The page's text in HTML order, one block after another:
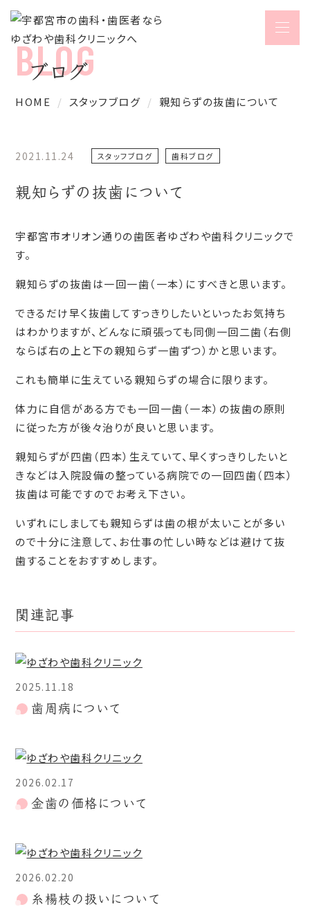
ブログ
HOME スタッフブログ 親知らずの抜歯について
2021.11.24 スタッフブログ 歯科ブログ
親知らずの抜歯について
宇都宮市オリオン通りの歯医者ゆざわや歯科クリニックで
す。
親知らずの抜歯は一回一歯（一本）にすべきと思います。
できるだけ早く抜歯してすっきりしたいといったお気持ち
はわかりますが、どんなに頑張っても同側一回二歯（右側
ならば右の上と下の親知らず一歯ずつ）かと思います。
これも簡単に生えている親知らずの場合に限ります。
体力に自信がある方でも一回一歯（一本）の抜歯の原則
に従った方が後々治りが良いと思います。
親知らずが四歯（四本）生えていて、早くすっきりしたいと
きなどは入院設備の整っている病院での一回四歯（四本）
抜歯は可能ですのでお考え下さい。
いずれにしましても親知らずは歯の根が太いことが多い
ので十分に注意して、お仕事の忙しい時などは避けて抜
歯することをおすすめします。
関連記事
2025.11.18
歯周病について
2026.02.17
金歯の価格について
2026.02.20
糸楊枝の扱いについて